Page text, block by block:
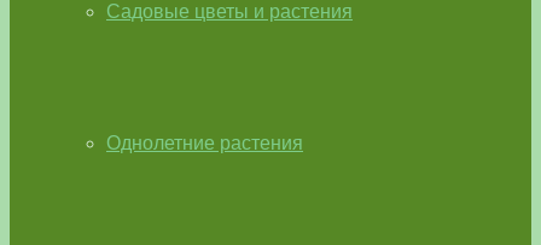
Садовые цветы и растения
Однолетние растения